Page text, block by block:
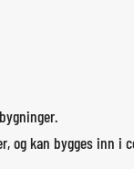
og kan bygges inn i